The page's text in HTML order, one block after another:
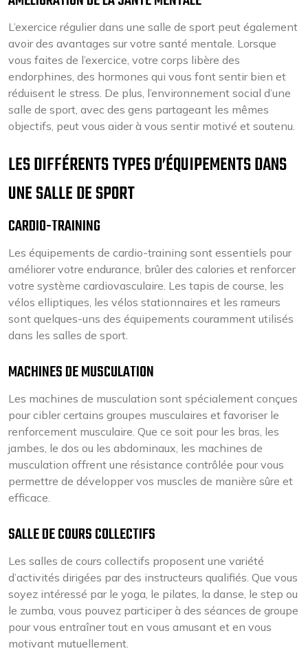
L’exercice régulier dans une salle de sport peut également
avoir des avantages sur votre santé mentale. Lorsque
vous faites de l’exercice, votre corps libère des
endorphines, des hormones qui vous font sentir bien et
réduisent le stress. De plus, l’environnement social d’une
salle de sport, avec des gens partageant les mêmes
objectifs, peut vous aider à vous sentir motivé et soutenu.
LES DIFFÉRENTS TYPES D’ÉQUIPEMENTS DANS
UNE SALLE DE SPORT
CARDIO-TRAINING
Les équipements de cardio-training sont essentiels pour
améliorer votre endurance, brûler des calories et renforcer
votre système cardiovasculaire. Les tapis de course, les
vélos elliptiques, les vélos stationnaires et les rameurs
sont quelques-uns des équipements couramment utilisés
dans les salles de sport.
MACHINES DE MUSCULATION
Les machines de musculation sont spécialement conçues
pour cibler certains groupes musculaires et favoriser le
renforcement musculaire. Que ce soit pour les bras, les
jambes, le dos ou les abdominaux, les machines de
musculation offrent une résistance contrôlée pour vous
permettre de développer vos muscles de manière sûre et
efficace.
SALLE DE COURS COLLECTIFS
Les salles de cours collectifs proposent une variété
d’activités dirigées par des instructeurs qualifiés. Que vous
soyez intéressé par le yoga, le pilates, la danse, le step ou
le zumba, vous pouvez participer à des séances de groupe
pour vous entraîner tout en vous amusant et en vous
motivant mutuellement.